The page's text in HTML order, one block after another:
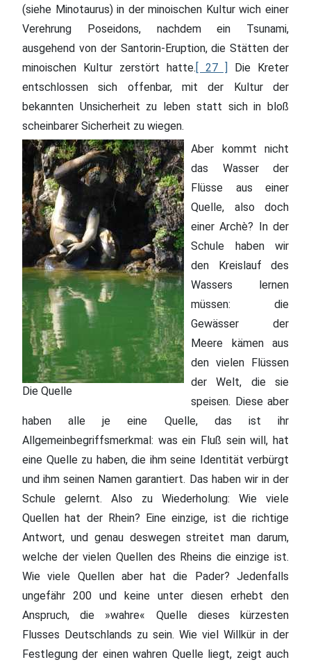
(siehe Minotaurus) in der minoischen Kultur wich einer
Verehrung Poseidons, nachdem ein Tsunami,
ausgehend von der Santorin-Eruption, die Stätten der
minoischen Kultur zerstört hatte. [ 27 ]
Die Kreter
entschlossen sich offenbar, mit der Kultur der
bekannten Unsicherheit zu leben statt sich in bloß
scheinbarer Sicherheit zu wiegen.
Die Quelle
Aber kommt nicht
das Wasser der
Flüsse aus einer
Quelle, also doch
einer Archè? In der
Schule haben wir
den Kreislauf des
Wassers lernen
müssen: die
Gewässer der
Meere kämen aus
den vielen Flüssen
der Welt, die sie
speisen. Diese aber
haben alle je eine Quelle, das ist ihr
Allgemeinbegriffsmerkmal: was ein Fluß sein will, hat
eine Quelle zu haben, die ihm seine Identität verbürgt
und ihm seinen Namen garantiert. Das haben wir in der
Schule gelernt. Also zu Wiederholung: Wie viele
Quellen hat der Rhein? Eine einzige, ist die richtige
Antwort, und genau deswegen streitet man darum,
welche der vielen Quellen des Rheins die einzige ist.
Wie viele Quellen aber hat die Pader? Jedenfalls
ungefähr 200 und keine unter diesen erhebt den
Anspruch, die »wahre« Quelle dieses kürzesten
Flusses Deutschlands zu sein. Wie viel Willkür in der
Festlegung der einen wahren Quelle liegt, zeigt auch